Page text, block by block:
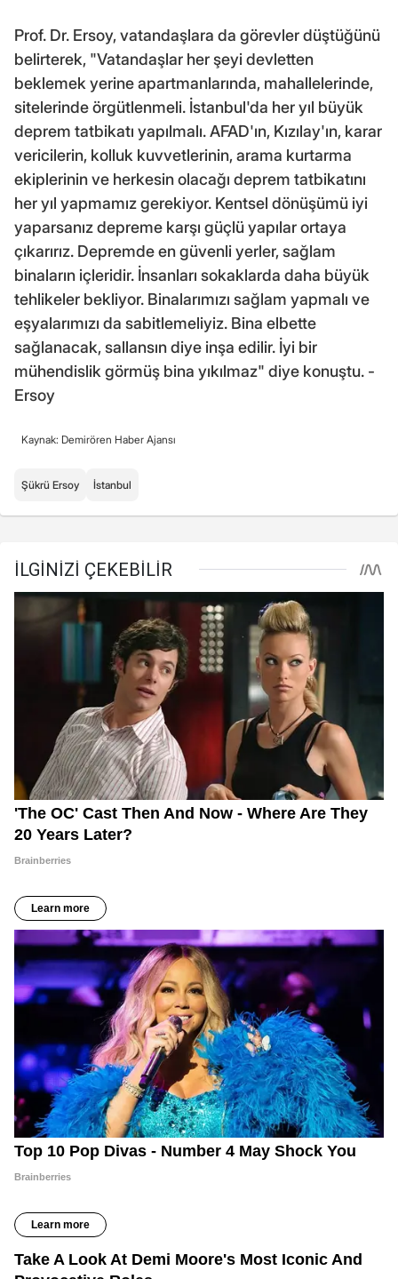
Prof. Dr. Ersoy, vatandaşlara da görevler düştüğünü
belirterek, "Vatandaşlar her şeyi devletten
beklemek yerine apartmanlarında, mahallelerinde,
sitelerinde örgütlenmeli. İstanbul'da her yıl büyük
deprem tatbikatı yapılmalı. AFAD'ın, Kızılay'ın, karar
vericilerin, kolluk kuvvetlerinin, arama kurtarma
ekiplerinin ve herkesin olacağı deprem tatbikatını
her yıl yapmamız gerekiyor. Kentsel dönüşümü iyi
yaparsanız depreme karşı güçlü yapılar ortaya
çıkarırız. Depremde en güvenli yerler, sağlam
binaların içleridir. İnsanları sokaklarda daha büyük
tehlikeler bekliyor. Binalarımızı sağlam yapmalı ve
eşyalarımızı da sabitlemeliyiz. Bina elbette
sağlanacak, sallansın diye inşa edilir. İyi bir
mühendislik görmüş bina yıkılmaz" diye konuştu. -
Ersoy
Kaynak: Demirören Haber Ajansı
Şükrü Ersoy İstanbul